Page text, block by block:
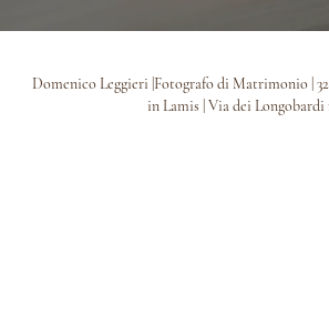
Domenico Leggieri |Fotografo di Matrimonio |
in Lamis | Via dei Longobardi